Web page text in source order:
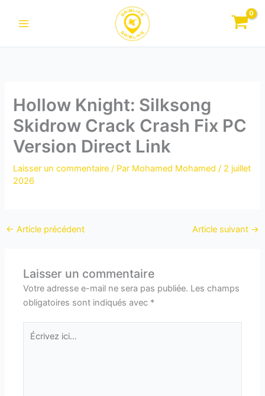
Hollow Knight: Silksong
Skidrow Crack Crash Fix PC
Version Direct Link
Laisser un commentaire / Par Mohamed Mohamed/ 2 juillet
2026
← Article précédent Article suivant →
Laisser un commentaire
Votre adresse e-mail ne sera pas publiée. Les champs
obligatoires sont indiqués avec *
Écrivez